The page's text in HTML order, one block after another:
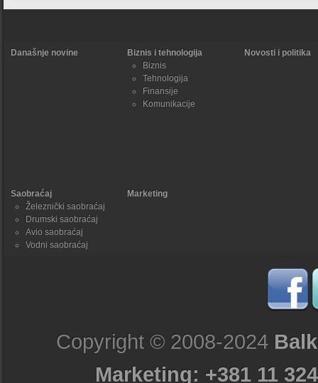
Današnje novine
Biznis i tehnologija
Biznis
Tehnologija
Finansije
Komunikacije
Novosti i politika
Saobraćaj
Železnički saobraćaj
Drumski saobraćaj
Avio saobraćaj
Vodni saobraćaj
Marketing
Copyright © 2008-2024
Marketing: +381 11